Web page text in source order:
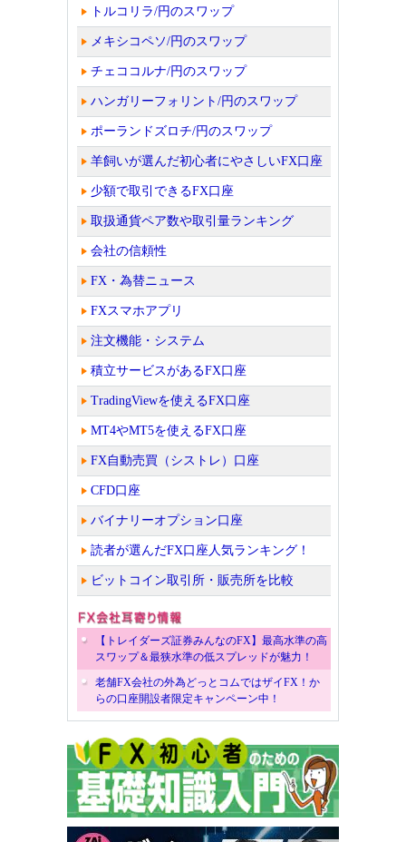
トルコリラ/円のスワップ
メキシコペソ/円のスワップ
チェココルナ/円のスワップ
ハンガリーフォリント/円のスワップ
ポーランドズロチ/円のスワップ
羊飼いが選んだ初心者にやさしいFX口座
少額で取引できるFX口座
取扱通貨ペア数や取引量ランキング
会社の信頼性
FX・為替ニュース
FXスマホアプリ
注文機能・システム
積立サービスがあるFX口座
TradingViewを使えるFX口座
MT4やMT5を使えるFX口座
FX自動売買（シストレ）口座
CFD口座
バイナリーオプション口座
読者が選んだFX口座人気ランキング！
ビットコイン取引所・販売所を比較
【トレイダーズ証券みんなのFX】最高水準の高
スワップ＆最狭水準の低スプレッドが魅力！
老舗FX会社の外為どっとコムではザイFX！か
らの口座開設者限定キャンペーン中！